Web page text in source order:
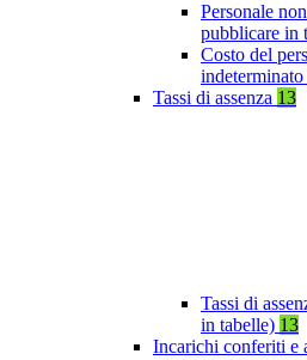
Personale
pubblicare in
Costo del
Tassi di assenza 13
Tassi di
in tabelle) 13
Incarichi conferiti e